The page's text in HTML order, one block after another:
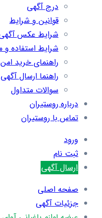
درج آگهی
قوانین و شرایط
شرایط عکس
شرایط استفاده
راهنمای خرید امن
راهنما ارسال آگهی
سوالات متداول
درباره روستیران
تماس با روستیران
ورود
ثبت نام
ارسال آگهی
صفحه اصلی
جزئیات آگهی